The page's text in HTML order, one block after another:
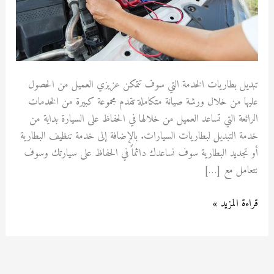
تبديل بطاريات الخدمة التي سوف تتمكن عزيزي العميل من الحصول
عليها من خلال ورشة صيانة متكاملة تقدم مجموعة كبيرة من الخدمات
الرائعة التي تساعد العميل من خلالها في الحفاظ على السيارة بداية من
خدمة التبديل لبطاريات السيارات. بالإضافة إلى خدمة تنظيف البطارية
أو تجديد البطارية سوف نساعدك دائماً في الحفاظ على سيارتك وسوف
نتعامل مع […]
قراءة المزيد »